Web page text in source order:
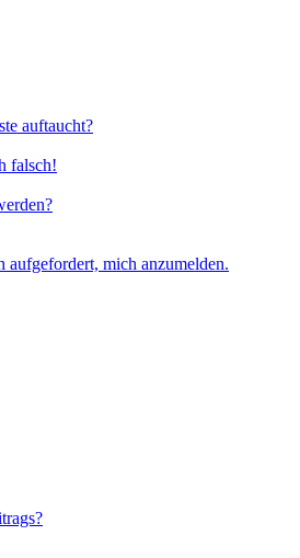
auftaucht?
falsch!
mich anzumelden.